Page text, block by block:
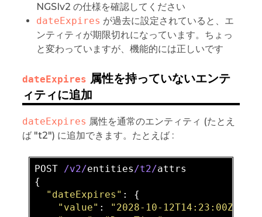
NGSIv2 の仕様を確認してください
dateExpires が過去に設定されていると、エ
ンティティが期限切れになっています。ちょっ
と変わっていますが、機能的には正しいです
dateExpires 属性を持っていないエンテ
ィティに追加
dateExpires 属性を通常のエンティティ (たとえ
ば "t2") に追加できます。たとえば :
POST /v2/entities/t2/attrs
{
"dateExpires" : {
"value" : "2028-10-12T14:23:00Z"